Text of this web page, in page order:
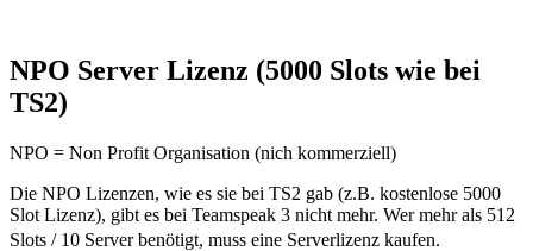
NPO Server Lizenz (5000 Slots wie bei
TS2)
NPO = Non Profit Organisation (nich kommerziell)
Die NPO Lizenzen, wie es sie bei TS2 gab (z.B. kostenlose 5000
Slot Lizenz), gibt es bei Teamspeak 3 nicht mehr. Wer mehr als 512
Slots / 10 Server benötigt, muss eine Serverlizenz kaufen.